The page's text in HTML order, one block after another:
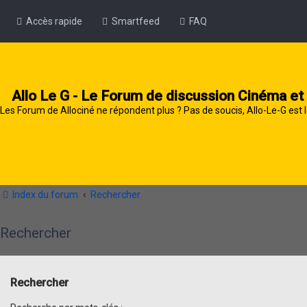
Accès rapide Smartfeed FAQ
Allo Le G - Le Forum de discussion Cinéma
Les Forum de Allociné ne répondent plus ? Pas de soucis, Allo-Le-G est
Index du forum Rechercher
Rechercher
Rechercher